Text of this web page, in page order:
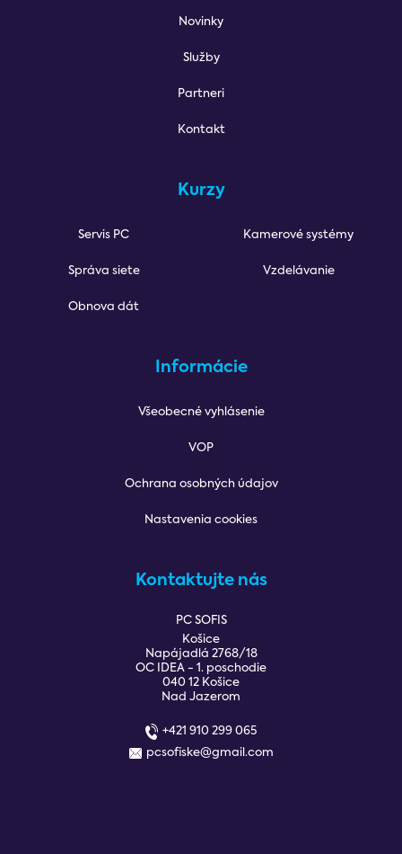
Novinky
Služby
Partneri
Kontakt
Kurzy
Servis PC
Správa siete
Obnova dát
Kamerové systémy
Vzdelávanie
Informácie
Všeobecné vyhlásenie
VOP
Ochrana osobných údajov
Nastavenia cookies
Kontaktujte nás
PC SOFIS
Košice
Napájadlá 2768/18
OC IDEA - 1. poschodie
040 12 Košice
Nad Jazerom
+421 910 299 065
pcsofiske@gmail.com